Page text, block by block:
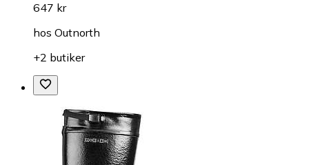
647 kr
hos Outnorth
+2 butiker